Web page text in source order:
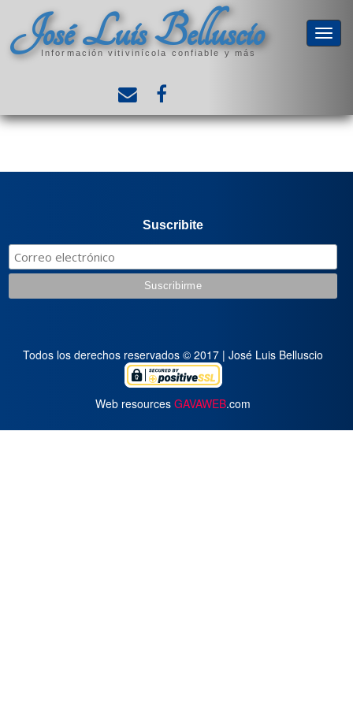
José Luis Belluscio
Información vitivinícola confiable y más
Suscribite
Todos los derechos reservados © 2017 | José Luis Belluscio
Web resources GAVAWEB.com